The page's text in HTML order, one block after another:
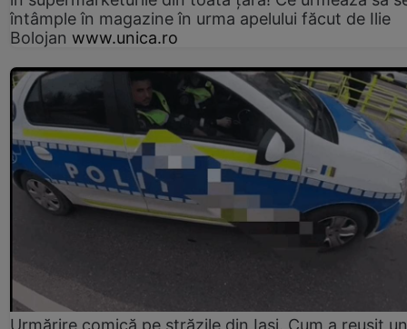
întâmple în magazine în urma apelului făcut de Ilie
Bolojan www.unica.ro
Urmărire comică pe străzile din Iași. Cum a reușit un